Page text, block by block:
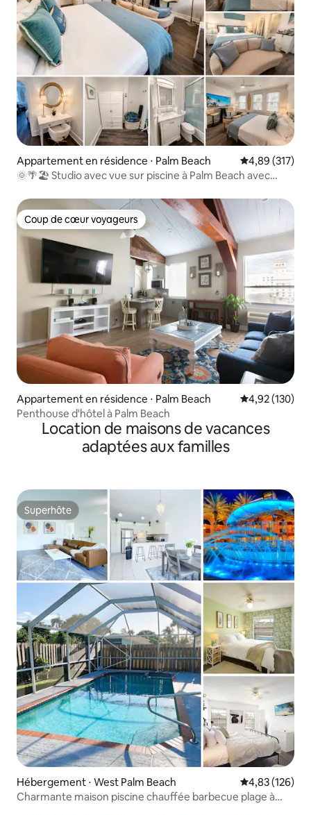
Appartement en résidence ⋅ Palm Beach Évaluation
4,89 (317)
🌞🌴🏖 Studio avec vue sur piscine à Palm Beach avec
Coup de cœur voyageurs
Coup de cœur voyageurs
Appartement en résidence ⋅ Palm Beach Évaluation
4,92 (130)
Penthouse d'hôtel à Palm Beach
Location de maisons de vacances
adaptées aux familles
Superhôte
Superhôte
Hébergement ⋅ West Palm Beach Évaluation
4,83 (126)
Charmante maison piscine chauffée barbecue plage à